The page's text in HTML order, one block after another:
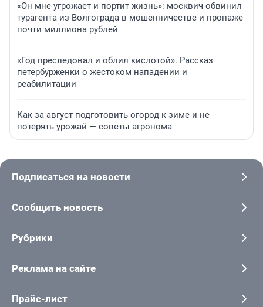
«Он мне угрожает и портит жизнь»: москвич обвинил
турагента из Волгограда в мошенничестве и пропаже
почти миллиона рублей
«Год преследовал и облил кислотой». Рассказ
петербурженки о жестоком нападении и
реабилитации
Как за август подготовить огород к зиме и не
потерять урожай — советы агронома
Подписаться на новости
Сообщить новость
Рубрики
Реклама на сайте
Прайс-лист